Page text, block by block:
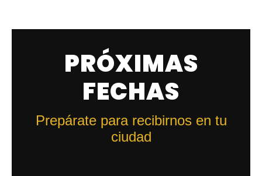
PRÓXIMAS
FECHAS
Prepárate para recibirnos en tu
ciudad